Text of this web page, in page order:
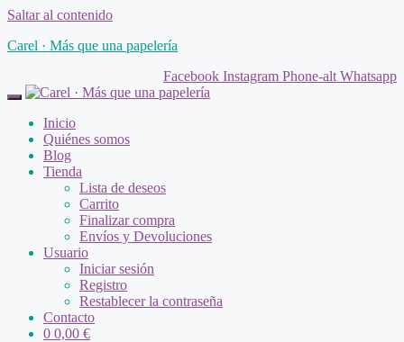
Saltar al contenido
Carel · Más que una papelería
Facebook Instagram Phone-alt Whatsapp
Inicio
Quiénes somos
Blog
Tienda
Lista de deseos
Carrito
Finalizar compra
Envíos y Devoluciones
Usuario
Iniciar sesión
Registro
Restablecer la contraseña
Contacto
0 0,00 €